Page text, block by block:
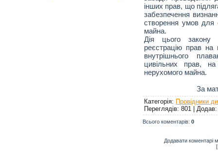
інших прав, що
забезпечення
створення умов для
майна.
Дія цього
реєстрацію прав на
внутрішнього
цивільних прав,
нерухомого майна.
За
Категорія: Провідники
Переглядів: 801 | Додав
Всього коментарів: 0
Додавати коментарі